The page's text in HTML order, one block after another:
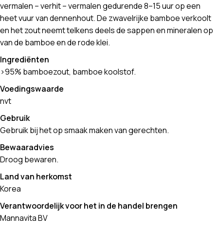
vermalen – verhit – vermalen gedurende 8–15 uur op een
heet vuur van dennenhout. De zwavelrijke bamboe verkoolt
en het zout neemt telkens deels de sappen en mineralen op
van de bamboe en de rode klei.
Ingrediënten
>95% bamboezout, bamboe koolstof.
Voedingswaarde
nvt
Gebruik
Gebruik bij het op smaak maken van gerechten.
Bewaaradvies
Droog bewaren.
Land van herkomst
Korea
Verantwoordelijk voor het in de handel brengen
Mannavita BV